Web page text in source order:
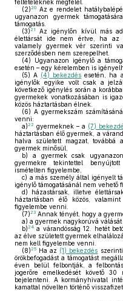
feltételeknek megfelel.
(2)20 Az e rendelet
ugyanazon gyermek
támogatás.
(3)21
Az igénylőn kívül más
élettársát ide nem értve, ha az
valamely gyermek vér szerinti
szerződésben nem szerepelhet.
(4) Ugyanazon igénylő a
esetén – egy kérelemben is
(5) A (4) bekezdés esetén, ha
igénylők egyike volt csak a
következő igénylés során a
gyermekek vonatkozásában is
közös háztartásban élnek.
(6) A gyermekszám
venni:
a)22 gyermeknek – a (7)
háztartásban élő gyermek, a
halva született magzat, továbbá
gyermek minősül,
b) a gyermek csak
gyermekre tekintettel
ismételten figyelembe,
c) a más személy által igényelt
igénylő támogatásánál nem vehető
d) házastársak, illetve
háztartásban élő közös,
figyelembe venni.
(7)23 Annak tényét, hogy a
a) a gyermek nagykorúvá válását
b)24 a várandósság 12. hetét
az élve született gyermek
nem kell figyelembe venni.
(8)25 Ha az (1) bekezdés
örökbefogadást a támogatást
éven belül felbontják, a
jogerőre emelkedését követő
bejelenteni. A kormányhivatal
kamattal növelten történő